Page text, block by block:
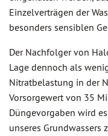
Einzelverträgen der
besonders sensiblen
Der Nachfolger von
Lage dennoch als
Nitratbelastung in der
Vorsorgewert von 35
Düngevorgaben wird
unseres Grundwassers